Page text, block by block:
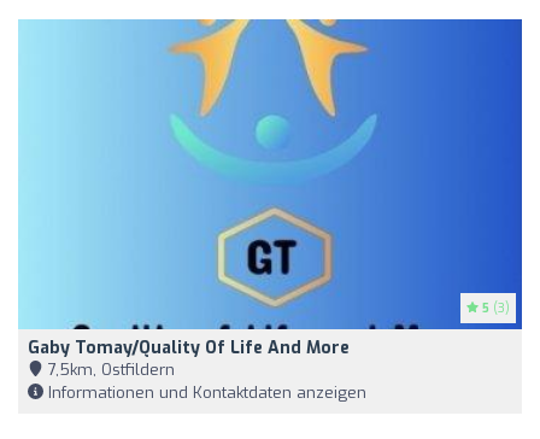
5 (3)
Gaby Tomay/Quality Of Life And More
7,5km, Ostfildern
Informationen und Kontaktdaten anzeigen